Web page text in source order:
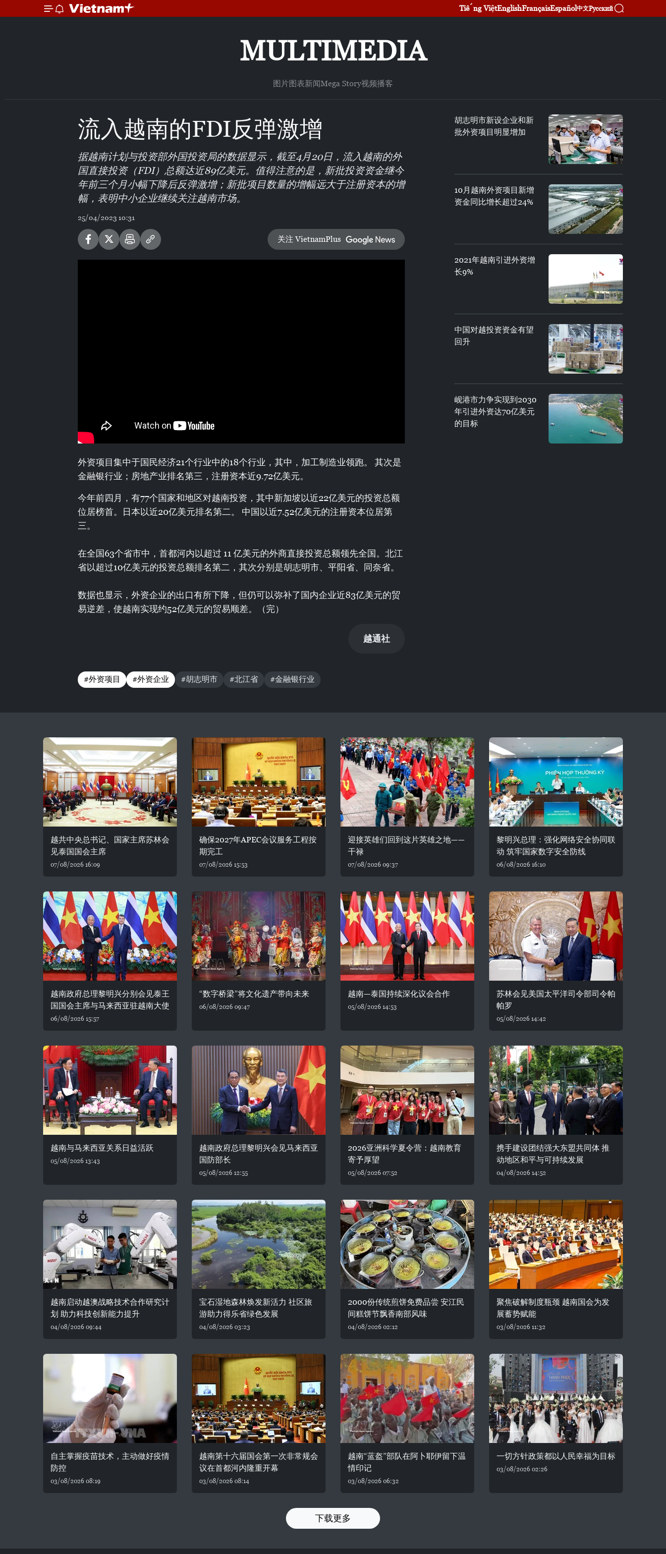
Tiếng ViệtEnglishFrançaisEspañol中文Русский
MULTIMEDIA
图片图表新闻Mega Story视频播客
流入越南的FDI反弹激增
据越南计划与投资部外国投资局的数据显示，截至4月20日，流入越南的外
国直接投资（FDI）总额达近89亿美元。值得注意的是，新批投资资金继今
年前三个月小幅下降后反弹激增；新批项目数量的增幅远大于注册资本的增
幅，表明中小企业继续关注越南市场。
25/04/2023 10:31
关注 VietnamPlus
外资项目集中于国民经济21个行业中的18个行业，其中，加工制造业领跑。 其次是
金融银行业；房地产业排名第三，注册资本近9.72亿美元。
今年前四月，有77个国家和地区对越南投资，其中新加坡以近22亿美元的投资总额
位居榜首。日本以近20亿美元排名第二。 中国以近7.52亿美元的注册资本位居第
三。
在全国63个省市中，首都河内以超过 11 亿美元的外商直接投资总额领先全国。北江
省以超过10亿美元的投资总额排名第二，其次分别是胡志明市、平阳省、同奈省。
数据也显示，外资企业的出口有所下降，但仍可以弥补了国内企业近83亿美元的贸
易逆差，使越南实现约52亿美元的贸易顺差。（完）
越通社
#外资项目 #外资企业 #胡志明市 #北江省 #金融银行业
胡志明市新设企业和新
批外资项目明显增加
10月越南外资项目新增
资金同比增长超过24%
2021年越南引进外资增
长9%
中国对越投资资金有望
回升
岘港市力争实现到2030
年引进外资达70亿美元
的目标
越共中央总书记、国家主席苏林会
见泰国国会主席
07/08/2026 16:09
确保2027年APEC会议服务工程按
期完工
07/08/2026 15:53
迎接英雄们回到这片英雄之地——
干禄
07/08/2026 09:37
黎明兴总理：强化网络安全协同联
动 筑牢国家数字安全防线
06/08/2026 16:10
越南政府总理黎明兴分别会见泰王
国国会主席与马来西亚驻越南大使
06/08/2026 15:57
“数字桥梁”将文化遗产带向未来
06/08/2026 09:47
越南—泰国持续深化议会合作
05/08/2026 14:53
苏林会见美国太平洋司令部司令帕
帕罗
05/08/2026 14:42
越南与马来西亚关系日益活跃
05/08/2026 13:43
越南政府总理黎明兴会见马来西亚
国防部长
05/08/2026 12:55
2026亚洲科学夏令营：越南教育
寄予厚望
05/08/2026 07:52
携手建设团结强大东盟共同体 推
动地区和平与可持续发展
04/08/2026 14:52
越南启动越澳战略技术合作研究计
划 助力科技创新能力提升
04/08/2026 09:44
宝石湿地森林焕发新活力 社区旅
游助力得乐省绿色发展
04/08/2026 03:23
2000份传统煎饼免费品尝 安江民
间糕饼节飘香南部风味
04/08/2026 02:12
聚焦破解制度瓶颈 越南国会为发
展蓄势赋能
03/08/2026 11:32
自主掌握疫苗技术，主动做好疫情
防控
03/08/2026 08:19
越南第十六届国会第一次非常规会
议在首都河内隆重开幕
03/08/2026 08:14
越南“蓝盔”部队在阿卜耶伊留下温
情印记
03/08/2026 06:32
一切方针政策都以人民幸福为目标
03/08/2026 02:26
下载更多